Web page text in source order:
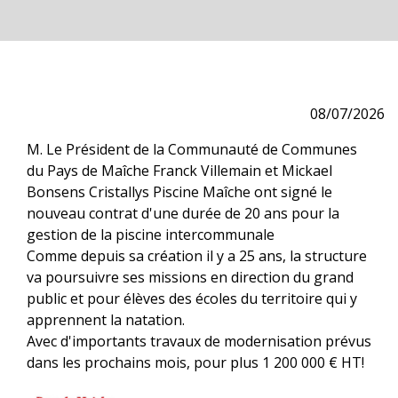
08/07/2026
M. Le Président de la Communauté de Communes
du Pays de Maîche Franck Villemain et Mickael
Bonsens Cristallys Piscine Maîche ont signé le
nouveau contrat d'une durée de 20 ans pour la
gestion de la piscine intercommunale
Comme depuis sa création il y a 25 ans, la structure
va poursuivre ses missions en direction du grand
public et pour élèves des écoles du territoire qui y
apprennent la natation.
Avec d'importants travaux de modernisation prévus
dans les prochains mois, pour plus 1 200 000 € HT!